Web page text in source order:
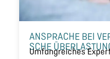
ANSPRACHE BEI
SCHE
Umfang­rei­ches